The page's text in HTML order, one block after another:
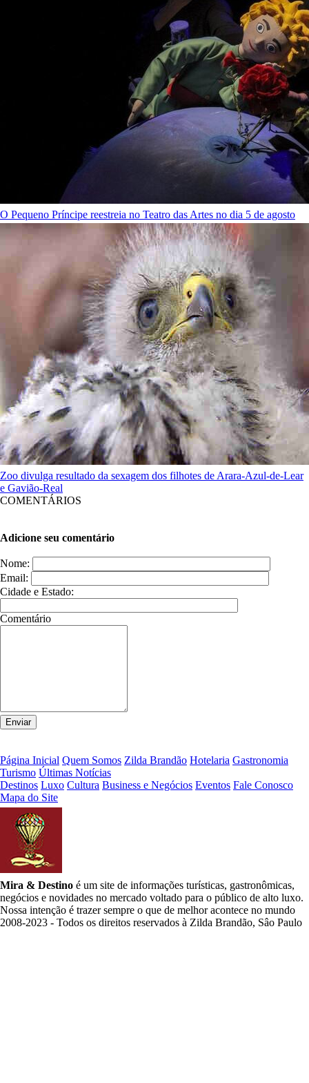
O Pequeno Príncipe reestreia no Teatro das Artes no dia 5 de agosto
Zoo divulga resultado da sexagem dos filhotes de Arara-Azul-de-Lear
e Gavião-Real
COMENTÁRIOS
Adicione seu comentário
Nome:
Email:
Cidade e Estado:
Comentário
Página Inicial Quem Somos Zilda Brandão Hotelaria Gastronomia
Turismo Últimas Notícias
Destinos Luxo Cultura Business e Negócios Eventos Fale Conosco
Mapa do Site
Mira & Destino é um site de informações turísticas, gastronômicas,
negócios e novidades no mercado voltado para o público de alto luxo.
Nossa intenção é trazer sempre o que de melhor acontece no mundo
2008-2023 - Todos os direitos reservados à Zilda Brandão, Sâo Paulo